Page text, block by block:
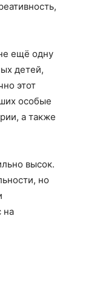
ещё одну
детей,
этот
особые
а также
высок.
но
на